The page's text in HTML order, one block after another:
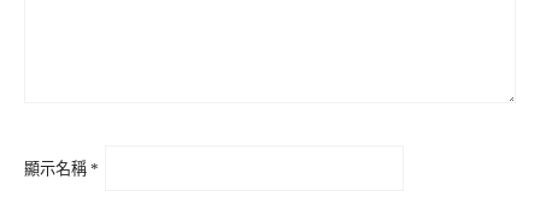
顯示名稱 *